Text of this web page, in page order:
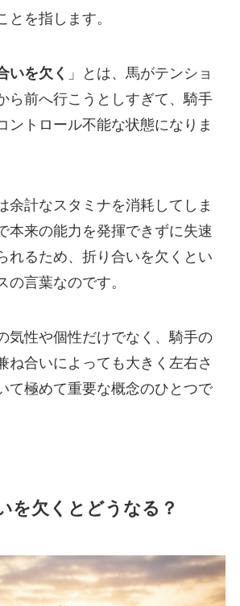
とを指します。
いを欠く 」とは、馬がテンショ
ら前へ行こうとしすぎて、騎手
ントロール不能な状態になりま
余計なスタミナを消耗してしま
本来の能力を発揮できずに失速
れるため、折り合いを欠くとい
の言葉なのです。
気性や個性だけでなく、騎手の
ね合いによっても大きく左右さ
て極めて重要な概念のひとつで
を欠くとどうなる？